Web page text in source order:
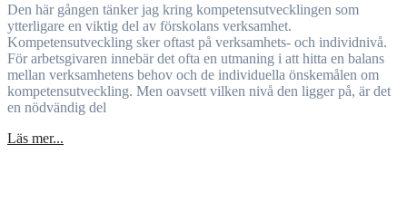
Den här gången tänker jag kring kompetensutvecklingen som
ytterligare en viktig del av förskolans verksamhet.
Kompetensutveckling sker oftast på verksamhets- och individnivå.
För arbetsgivaren innebär det ofta en utmaning i att hitta en balans
mellan verksamhetens behov och de individuella önskemålen om
kompetensutveckling. Men oavsett vilken nivå den ligger på, är det
en nödvändig del
Läs mer...